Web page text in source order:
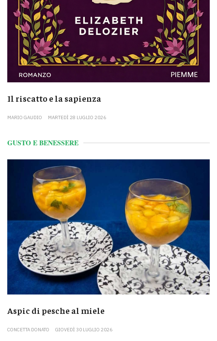
Il riscatto e la sapienza
MARIO GAUDIO MARTEDÌ 28 LUGLIO 2026
GUSTO E BENESSERE
Aspic di pesche al miele
CONCETTA DONATO GIOVEDÌ 30 LUGLIO 2026